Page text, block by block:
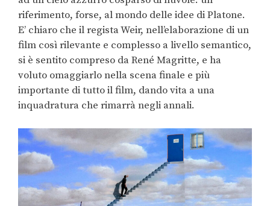
riferimento, forse, al mondo delle idee di Platone.
E’ chiaro che il regista Weir, nell’elaborazione di un
film così rilevante e complesso a livello semantico,
si è sentito compreso da René Magritte, e ha
voluto omaggiarlo nella scena finale e più
importante di tutto il film, dando vita a una
inquadratura che rimarrà negli annali.